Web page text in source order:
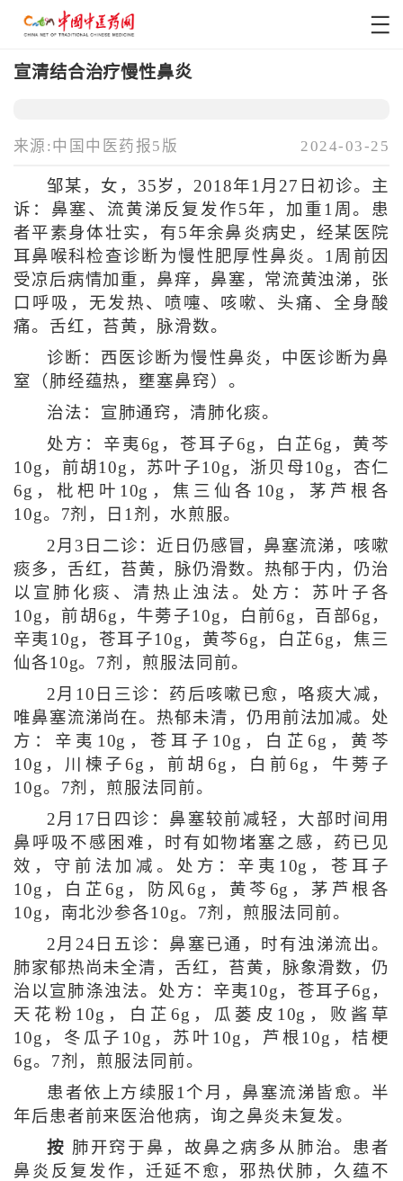
宣清结合治疗慢性鼻炎
来源:中国中医药报5版 2024-03-25
邹某，女，35岁，2018年1月27日初诊。主
诉：鼻塞、流黄涕反复发作5年，加重1周。患
者平素身体壮实，有5年余鼻炎病史，经某医院
耳鼻喉科检查诊断为慢性肥厚性鼻炎。1周前因
受凉后病情加重，鼻痒，鼻塞，常流黄浊涕，张
口呼吸，无发热、喷嚏、咳嗽、头痛、全身酸
痛。舌红，苔黄，脉滑数。
诊断：西医诊断为慢性鼻炎，中医诊断为鼻
窒（肺经蕴热，壅塞鼻窍）。
治法：宣肺通窍，清肺化痰。
处方：辛夷6g，苍耳子6g，白芷6g，黄芩
10g，前胡10g，苏叶子10g，浙贝母10g，杏仁
6g，枇杷叶10g，焦三仙各10g，茅芦根各
10g。7剂，日1剂，水煎服。
2月3日二诊：近日仍感冒，鼻塞流涕，咳嗽
痰多，舌红，苔黄，脉仍滑数。热郁于内，仍治
以宣肺化痰、清热止浊法。处方：苏叶子各
10g，前胡6g，牛蒡子10g，白前6g，百部6g，
辛夷10g，苍耳子10g，黄芩6g，白芷6g，焦三
仙各10g。7剂，煎服法同前。
2月10日三诊：药后咳嗽已愈，咯痰大减，
唯鼻塞流涕尚在。热郁未清，仍用前法加减。处
方：辛夷10g，苍耳子10g，白芷6g，黄芩
10g，川楝子6g，前胡6g，白前6g，牛蒡子
10g。7剂，煎服法同前。
2月17日四诊：鼻塞较前减轻，大部时间用
鼻呼吸不感困难，时有如物堵塞之感，药已见
效，守前法加减。处方：辛夷10g，苍耳子
10g，白芷6g，防风6g，黄芩6g，茅芦根各
10g，南北沙参各10g。7剂，煎服法同前。
2月24日五诊：鼻塞已通，时有浊涕流出。
肺家郁热尚未全清，舌红，苔黄，脉象滑数，仍
治以宣肺涤浊法。处方：辛夷10g，苍耳子6g，
天花粉10g，白芷6g，瓜蒌皮10g，败酱草
10g，冬瓜子10g，苏叶10g，芦根10g，桔梗
6g。7剂，煎服法同前。
患者依上方续服1个月，鼻塞流涕皆愈。半
年后患者前来医治他病，询之鼻炎未复发。
按 肺开窍于鼻，故鼻之病多从肺治。患者
鼻炎反复发作，迁延不愈，邪热伏肺，久蕴不